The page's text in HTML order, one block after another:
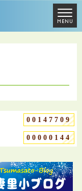
00147709
00000144